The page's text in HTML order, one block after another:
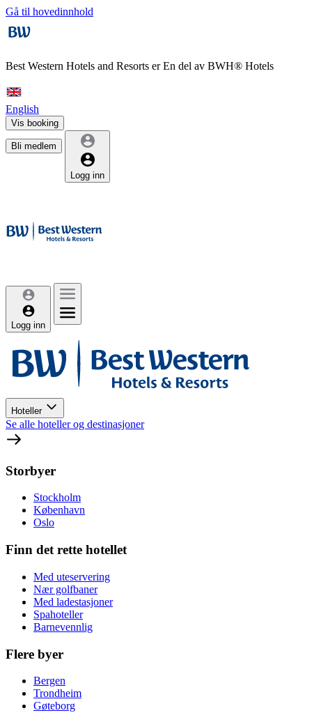
Gå til hovedinnhold
Best Western Hotels and Resorts erEn del av BWH® Hotels
English
Vis booking
Bli medlem
Logg inn
Logg inn
Hoteller
Se alle hoteller og destinasjoner
Storbyer
Stockholm
København
Oslo
Finn det rette hotellet
Med uteservering
Nær golfbaner
Med ladestasjoner
Spahoteller
Barnevennlig
Flere byer
Bergen
Trondheim
Gøteborg